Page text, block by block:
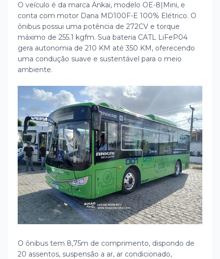
O veículo é da marca Ankai, modelo OE-8|Mini, e
conta com motor Dana MD100F-E 100% Elétrico. O
ônibus possui uma potência de 272CV e torque
máximo de 255.1 kgfm. Sua bateria CATL LiFeP04
gera autonomia de 210 KM até 350 KM, oferecendo
uma condução suave e sustentável para o meio
ambiente.
O ônibus tem 8,75m de comprimento, dispondo de
20 assentos, suspensão a ar, ar condicionado,